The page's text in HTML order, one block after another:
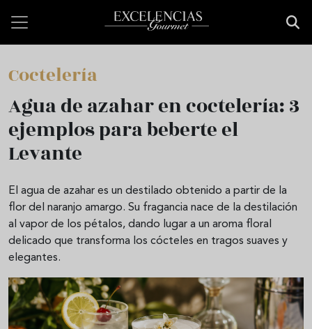
Coctelería
Agua de azahar en coctelería: 3
ejemplos para beberte el
Levante
El agua de azahar es un destilado obtenido a partir de la
flor del naranjo amargo. Su fragancia nace de la destilación
al vapor de los pétalos, dando lugar a un aroma floral
delicado que transforma los cócteles en tragos suaves y
elegantes.